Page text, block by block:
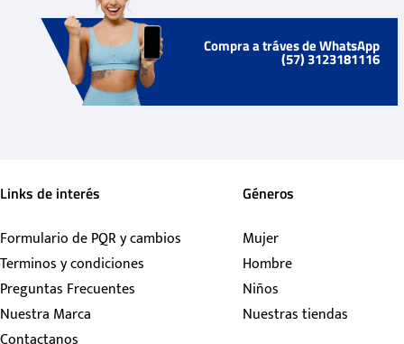
Compra a tráves de WhatsApp
(57) 3123181116
Links de interés
Formulario de PQR y cambios
Terminos y condiciones
Preguntas Frecuentes
Nuestra Marca
Géneros
Mujer
Hombre
Niños
Nuestras tiendas